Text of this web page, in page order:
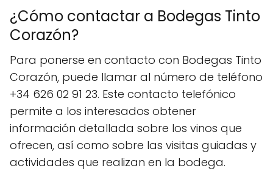
¿Cómo contactar a Bodegas Tinto
Corazón?
Para ponerse en contacto con Bodegas Tinto
Corazón, puede llamar al número de teléfono
+34 626 02 91 23. Este contacto telefónico
permite a los interesados obtener
información detallada sobre los vinos que
ofrecen, así como sobre las visitas guiadas y
actividades que realizan en la bodega.